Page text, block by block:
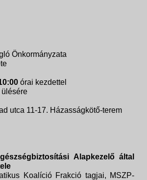
Önkormányzata
órai kezdettel
utca 11-17. Házasságkötő-terem
Alapkezelő által
Koalíció Frakció tagjai, MSZP-